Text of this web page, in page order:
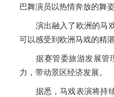
巴舞演员以热情奔放的舞
演出融入了欧洲的马戏
可以感受到欧洲马戏的精湛
据赛管委旅游发展管理
力，带动景区经济发展。
据悉，马戏表演将持续